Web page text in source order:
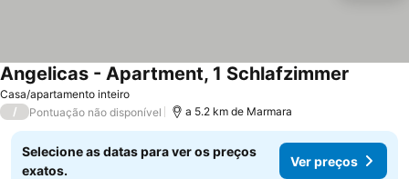
Casa/apartamento inteiro
Angelicas - Apartment, 1 Schlafzimmer
/ Pontuação não disponível a 5.2 km de Marmara
Selecione as datas para ver os preços
exatos.
Ver preços